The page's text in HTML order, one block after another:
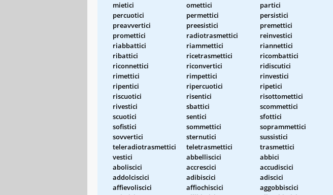
mietici
omettici partici
percuotici
permettici persistici
preavvertici
preesistici premettici
promettici
radiotrasmettici reinvestici
riabbattici
riammettici riannettici
ribattici
ricetrasmettici ricombattici
riconnettici
riconvertici ridiscutici
rimettici
rimpettici rinvestici
ripentici
ripercuotici ripetici
riscuotici
risentici risottomettici
rivestici
sbattici scommettici
scuotici
sentici sfottici
sofistici
sommettici soprammettici
sovvertici
sternutici sussistici
teleradiotrasmettici
teletrasmettici trasmettici
vestici
abbelliscici abbici
aboliscici
accrescici accudiscici
addolciscici
adibiscici adiscici
affievoliscici
affiochiscici aggobbiscici